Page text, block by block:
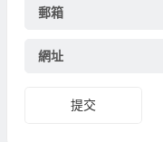
郵箱
網址
提交